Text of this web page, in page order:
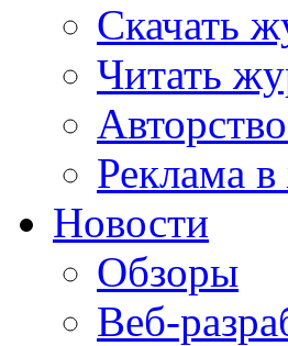
Скачать
Читать
Реклама
Новости
Обзоры
Веб-